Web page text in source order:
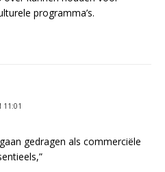
programma’s.
11:01
gedragen als commerciële